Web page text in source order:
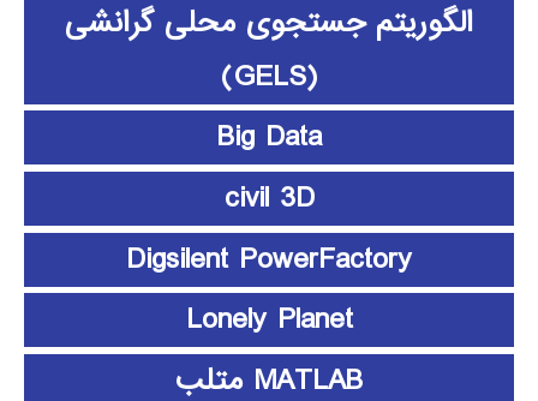
الگوریتم جستجوی محلی گرانشی
(GELS)
Big Data
civil 3D
Digsilent PowerFactory
Lonely Planet
MATLAB متلب